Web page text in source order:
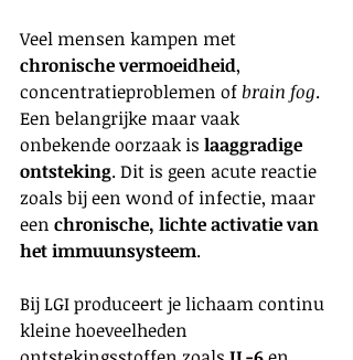
Veel mensen kampen met
chronische vermoeidheid,
concentratieproblemen of brain fog.
Een belangrijke maar vaak
onbekende oorzaak is laaggradige
ontsteking. Dit is geen acute reactie
zoals bij een wond of infectie, maar
een chronische, lichte activatie van
het immuunsysteem.
Bij LGI produceert je lichaam continu
kleine hoeveelheden